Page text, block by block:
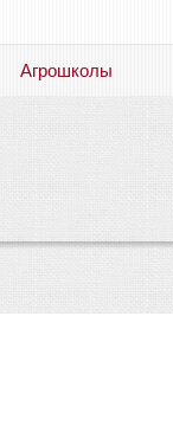
Агрошколы